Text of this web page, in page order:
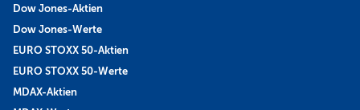
Dow Jones-Aktien
Dow Jones-Werte
EURO STOXX 50-Aktien
EURO STOXX 50-Werte
MDAX-Aktien